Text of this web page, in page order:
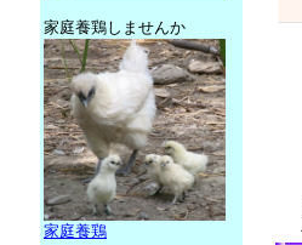
家庭養鶏しませんか
家庭養鶏